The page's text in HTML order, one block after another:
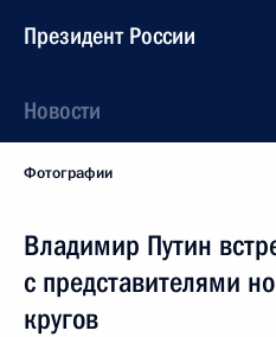
Президент России
Новости
Фотографии
Владимир Путин
с представителями
кругов